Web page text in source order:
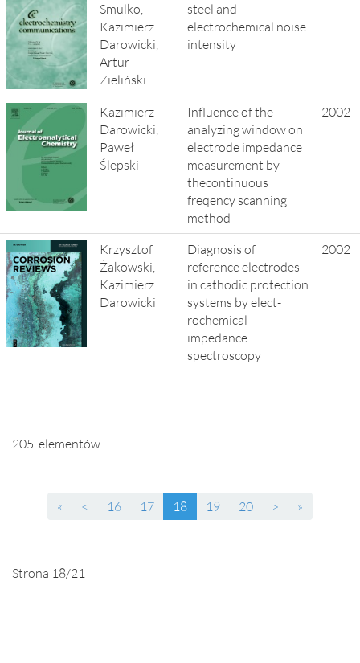
Smulko,
Kazimierz
Darowicki,
Artur
Zieliński
steel and
electrochemical noise
intensity
Kazimierz
Darowicki,
Paweł
Ślepski
Influence of the
analyzing window on
electrode impedance
measurement by
thecontinuous
freqency scanning
method
2002
Krzysztof
Żakowski,
Kazimierz
Darowicki
Diagnosis of
reference electrodes
in cathodic protection
systems by elect-
rochemical
impedance
spectroscopy
2002
205 elementów
« < 16 17 18(current)
19 20 > »
Strona 18/21